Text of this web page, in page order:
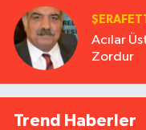
Acılar
Zordur
Trend Haberler